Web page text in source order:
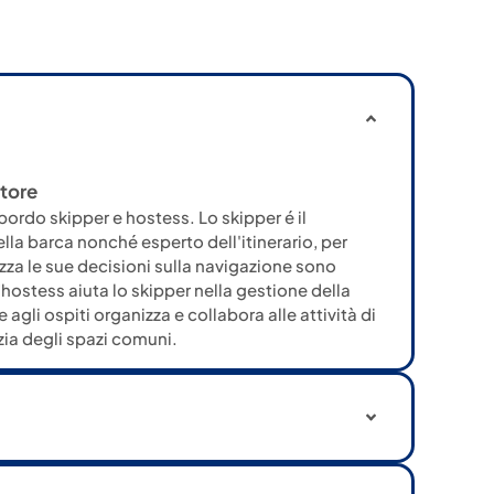
skipper e hostess. Lo skipper é il
barca nonché esperto dell'itinerario, per
le sue decisioni sulla navigazione sono
aiuta lo skipper nella gestione della
agli ospiti organizza e collabora alle attività di
degli spazi comuni.